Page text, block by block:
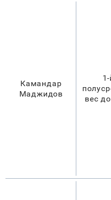
Камандар
Маджидов
1-
вес